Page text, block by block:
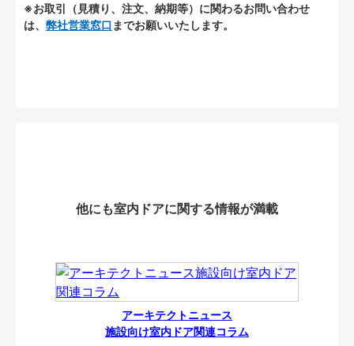
※お取引（見積り、注文、納期等）に関わるお問い合わせ
は、 弊社営業窓口 までお願いいたします。
他にも室内ドアに関する情報が満載
アーキテクトニュース
施設向け室内ドア関連コラム